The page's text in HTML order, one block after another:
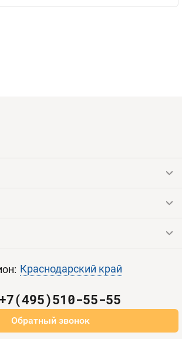
Краснодарский край
+7(495)510-55-55
Обратный звонок